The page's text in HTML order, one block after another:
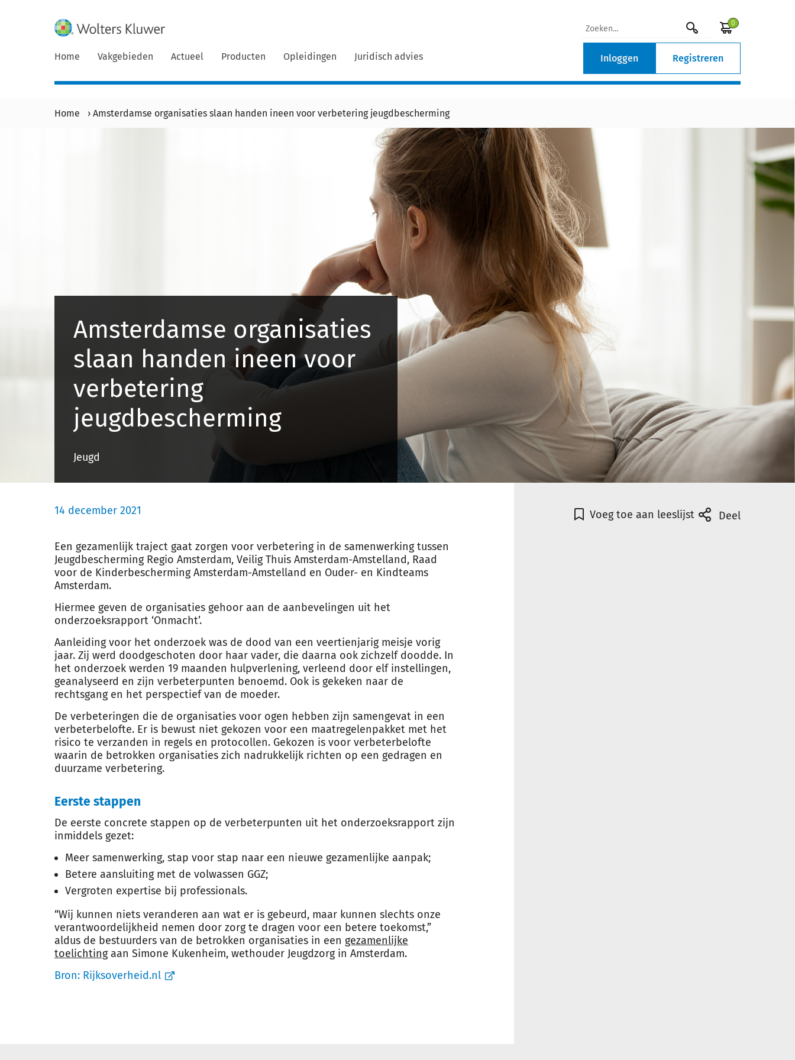
0
Home Vakgebieden Actueel Producten Opleidingen Juridisch advies Inloggen Registreren
Home › Amsterdamse organisaties slaan handen ineen voor verbetering jeugdbescherming
Amsterdamse organisaties
slaan handen ineen voor
verbetering
jeugdbescherming
Jeugd
14 december 2021
Een gezamenlijk traject gaat zorgen voor verbetering in de samenwerking tussen
Jeugdbescherming Regio Amsterdam, Veilig Thuis Amsterdam-Amstelland, Raad
voor de Kinderbescherming Amsterdam-Amstelland en Ouder- en Kindteams
Amsterdam.
Hiermee geven de organisaties gehoor aan de aanbevelingen uit het
onderzoeksrapport ‘Onmacht’.
Aanleiding voor het onderzoek was de dood van een veertienjarig meisje vorig
jaar. Zij werd doodgeschoten door haar vader, die daarna ook zichzelf doodde. In
het onderzoek werden 19 maanden hulpverlening, verleend door elf instellingen,
geanalyseerd en zijn verbeterpunten benoemd. Ook is gekeken naar de
rechtsgang en het perspectief van de moeder.
De verbeteringen die de organisaties voor ogen hebben zijn samengevat in een
verbeterbelofte. Er is bewust niet gekozen voor een maatregelenpakket met het
risico te verzanden in regels en protocollen. Gekozen is voor verbeterbelofte
waarin de betrokken organisaties zich nadrukkelijk richten op een gedragen en
duurzame verbetering.
Eerste stappen
De eerste concrete stappen op de verbeterpunten uit het onderzoeksrapport zijn
inmiddels gezet:
Meer samenwerking, stap voor stap naar een nieuwe gezamenlijke aanpak;
Betere aansluiting met de volwassen GGZ;
Vergroten expertise bij professionals.
“Wij kunnen niets veranderen aan wat er is gebeurd, maar kunnen slechts onze
verantwoordelijkheid nemen door zorg te dragen voor een betere toekomst,”
aldus de bestuurders van de betrokken organisaties in een gezamenlijke
toelichtingaan Simone Kukenheim, wethouder Jeugdzorg in Amsterdam.
Bron: Rijksoverheid.nl
Voeg toe aan leeslijst Deel